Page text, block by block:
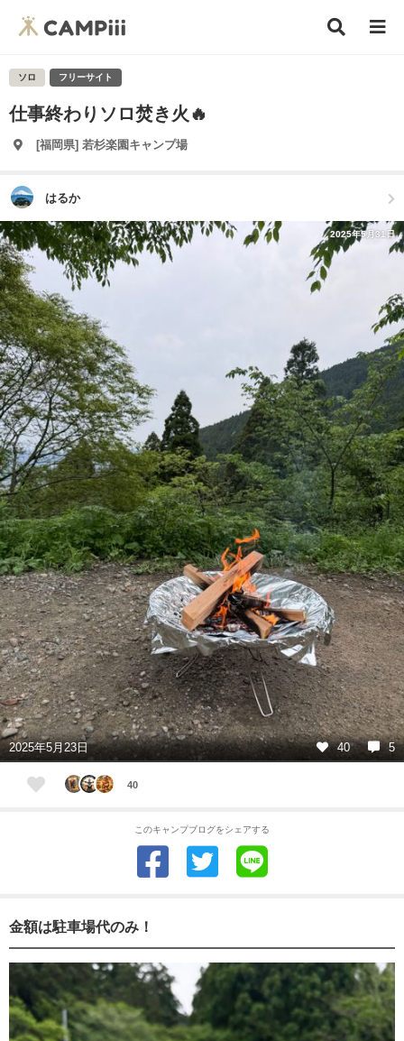
ソロ フリーサイト
仕事終わりソロ焚き火🔥
[福岡県] 若杉楽園キャンプ場
はるか
2025年5月31日
2025年5月23日 40 5
40
このキャンプブログをシェアする
金額は駐車場代のみ！